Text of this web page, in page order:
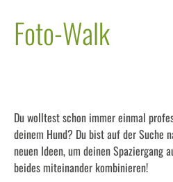
Foto-Walk
Du wolltest schon immer einmal
deinem Hund? Du bist auf der Suche
neuen Ideen, um deinen Spaziergang
beides miteinander kombinieren!